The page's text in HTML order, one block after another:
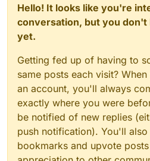
Hello! It looks like you're
conversation, but you don't
yet.
Getting fed up of having to
same posts each visit?
an account, you'll always
exactly where you were
be notified of new replies
push notification). You'll
bookmarks and upvote